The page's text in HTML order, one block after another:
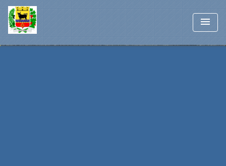
menu